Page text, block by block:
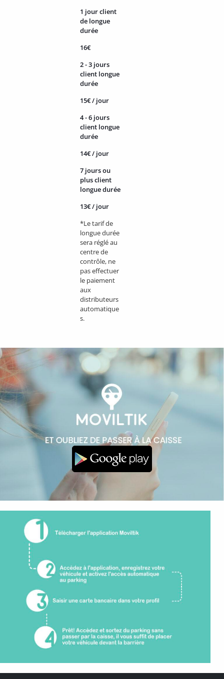
1 jour client
de longue
durée
16€
2 - 3 jours
client longue
durée
15€ / jour
4 - 6 jours
client longue
durée
14€ / jour
7 jours ou
plus client
longue durée
13€ / jour
*Le tarif de
longue durée
sera réglé au
centre de
contrôle, ne
pas effectuer
le paiement
aux
distributeurs
automatique
s.